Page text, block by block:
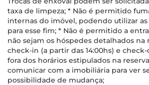
taxa de limpeza; * Não é permitido
internas do imóvel, podendo utilizar
para esse fim; * Não é permitido a
não sejam os hóspedes detalhados na
check-in (a partir das 14:00hs) e check-
fora dos horários estipulados na
comunicar com a imobiliária para ver
possibilidade de mudança;